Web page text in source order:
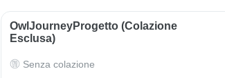
OwlJourneyProgetto (colazione
Esclusa)
Senza colazione